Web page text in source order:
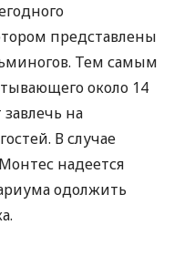
представлены
Тем самым
около 14
на
В случае
надеется
одолжить